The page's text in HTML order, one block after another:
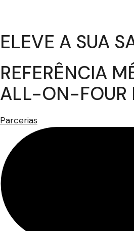
ELEVE A SUA
REFERÊNCIA
ALL-ON-FOUR
Parcerias